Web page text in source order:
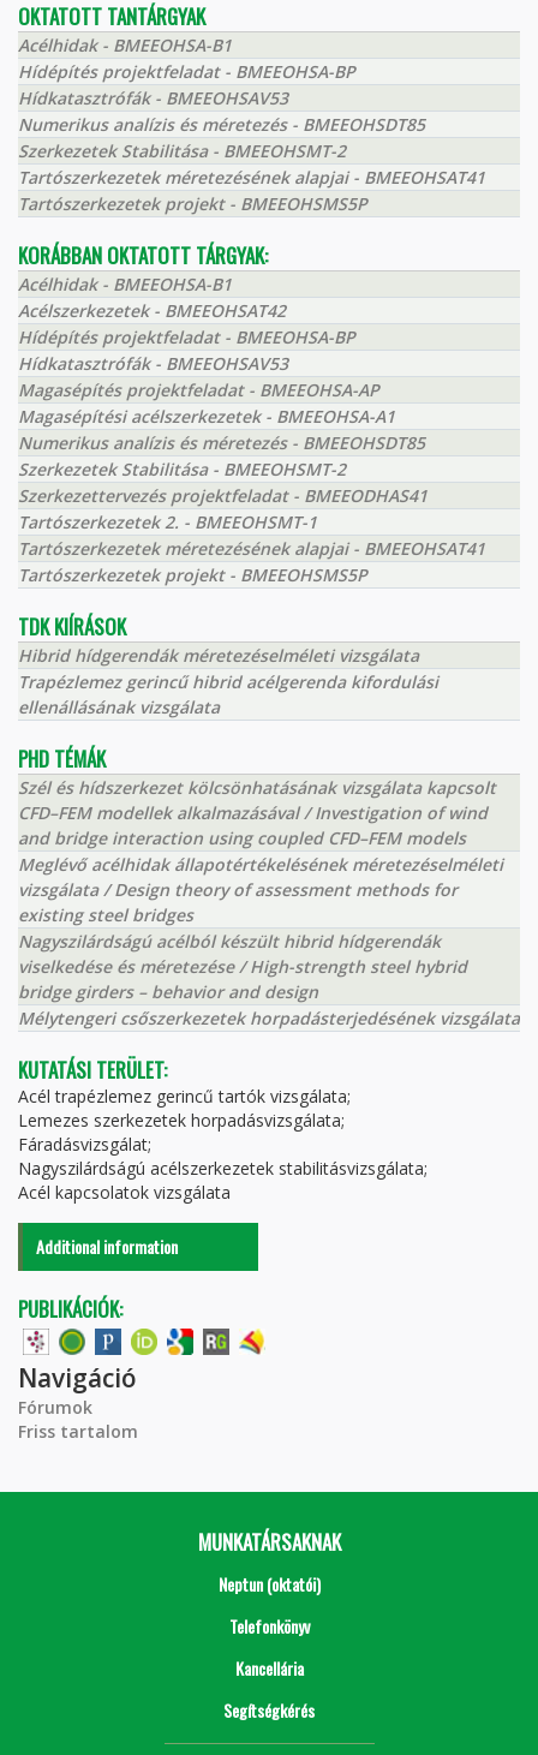
OKTATOTT TANTÁRGYAK
Acélhidak - BMEEOHSA-B1
Hídépítés projektfeladat - BMEEOHSA-BP
Hídkatasztrófák - BMEEOHSAV53
Numerikus analízis és méretezés - BMEEOHSDT85
Szerkezetek Stabilitása - BMEEOHSMT-2
Tartószerkezetek méretezésének alapjai - BMEEOHSAT41
Tartószerkezetek projekt - BMEEOHSMS5P
KORÁBBAN OKTATOTT TÁRGYAK:
Acélhidak - BMEEOHSA-B1
Acélszerkezetek - BMEEOHSAT42
Hídépítés projektfeladat - BMEEOHSA-BP
Hídkatasztrófák - BMEEOHSAV53
Magasépítés projektfeladat - BMEEOHSA-AP
Magasépítési acélszerkezetek - BMEEOHSA-A1
Numerikus analízis és méretezés - BMEEOHSDT85
Szerkezetek Stabilitása - BMEEOHSMT-2
Szerkezettervezés projektfeladat - BMEEODHAS41
Tartószerkezetek 2. - BMEEOHSMT-1
Tartószerkezetek méretezésének alapjai - BMEEOHSAT41
Tartószerkezetek projekt - BMEEOHSMS5P
TDK KIÍRÁSOK
Hibrid hídgerendák méretezéselméleti vizsgálata
Trapézlemez gerincű hibrid acélgerenda kifordulási
ellenállásának vizsgálata
PHD TÉMÁK
Szél és hídszerkezet kölcsönhatásának vizsgálata kapcsolt
CFD–FEM modellek alkalmazásával / Investigation of wind
and bridge interaction using coupled CFD–FEM models
Meglévő acélhidak állapotértékelésének méretezéselméleti
vizsgálata / Design theory of assessment methods for
existing steel bridges
Nagyszilárdságú acélból készült hibrid hídgerendák
viselkedése és méretezése / High-strength steel hybrid
bridge girders – behavior and design
Mélytengeri csőszerkezetek horpadásterjedésének vizsgálata
KUTATÁSI TERÜLET:
Acél trapézlemez gerincű tartók vizsgálata;
Lemezes szerkezetek horpadásvizsgálata;
Fáradásvizsgálat;
Nagyszilárdságú acélszerkezetek stabilitásvizsgálata;
Acél kapcsolatok vizsgálata
Additional information
PUBLIKÁCIÓK:
Navigáció
Fórumok
Friss tartalom
MUNKATÁRSAKNAK
Neptun (oktatói)
Telefonkönyv
Kancellária
Segítségkérés